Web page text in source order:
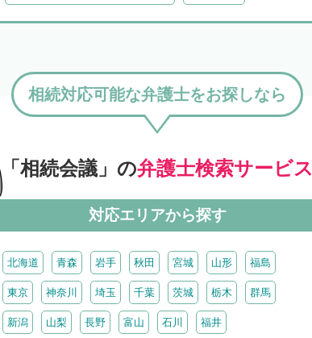
「相続会議」の弁護士検索サービス
相続対応可能な弁護士をお探しなら
対応エリアから探す
北海道 青森 岩手 秋田 宮城 山形 福島
東京 神奈川 埼玉 千葉 茨城 栃木 群馬
新潟 山梨 長野 富山 石川 福井